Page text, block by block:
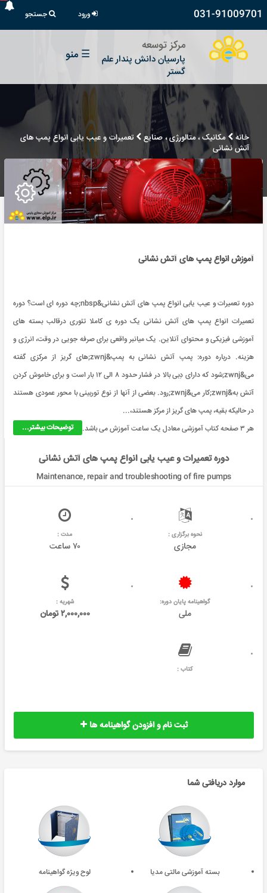
031-91009701 ورود جستجو
مرکز توسعه
پارسیان دانش پندار علم
گستر
☰ منو
خانه مکانیک ، متالورژی ، صنایع
تعمیرات و عیب یابی انواع پمپ های
آتش نشانی
آموزش انواع پمپ های آتش نشانی
دوره تعمیرات و عیب یابی انواع پمپ های آتش نشانی&nbsp;چه دوره ای است؟ دوره
تعمیرات انواع پمپ های آتش نشانی یک دوره ی کاملا تئوری درقالب بسته های
آموزشی فیزیکی و محتوای آنلاین. یک میانبر واقعی برای صرفه جویی در وقت، انرژی و
هزینه. درباره دوره: پمپ آتش نشانی به پمپ&zwnj;های گریز از مرکزی گفته
می&zwnj;شود که دارای دِبی بالا در فشار حدود ۸ الی ۱۲ بار است و برای خاموش کردن
آتش به&zwnj;کار می&zwnj;رود. بعضی از آنها از نوع توربینی با محور عمودی هستند
در حالیکه بقیه، پمپ های گریز از مرکز هستند،...
توضیحات بیشتر...
هر ۳ صفحه کتاب آموزشی معادل یک ساعت آموزش می باشد.
دوره تعمیرات و عیب یابی انواع پمپ های آتش نشانی
Maintenance, repair and troubleshooting of fire pumps
نحوه برگزاری :
مجازی
مدت :
۷۰ ساعت
گواهینامه پایان دوره:
ملی
شهریه :
۲,۰۰۰,۰۰۰ تومان
کتاب :
ثبت نام و افزودن گواهینامه ها
موارد دریافتی شما
بسته آموزشی مالتی مدیا لوح ویژه گواهینامه